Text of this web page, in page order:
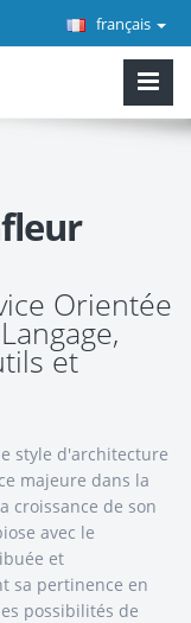
français
Orientée
et
style d'architecture
majeure dans la
croissance de son
avec le
et
sa pertinence en
possibilités de